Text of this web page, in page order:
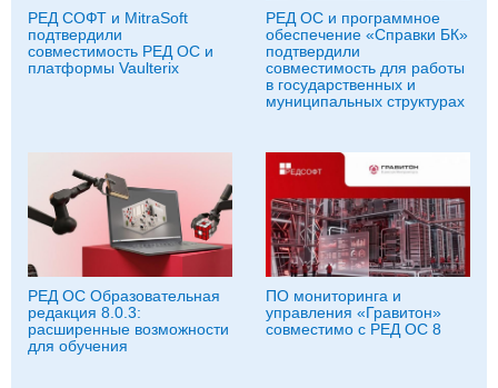
РЕД СОФТ и MitraSoft
подтвердили
совместимость РЕД ОС и
платформы Vaulterix
РЕД ОС и программное
обеспечение «Справки БК»
подтвердили
совместимость для работы
в государственных и
муниципальных структурах
РЕД ОС Образовательная
редакция 8.0.3:
расширенные возможности
для обучения
ПО мониторинга и
управления «Гравитон»
совместимо с РЕД ОС 8